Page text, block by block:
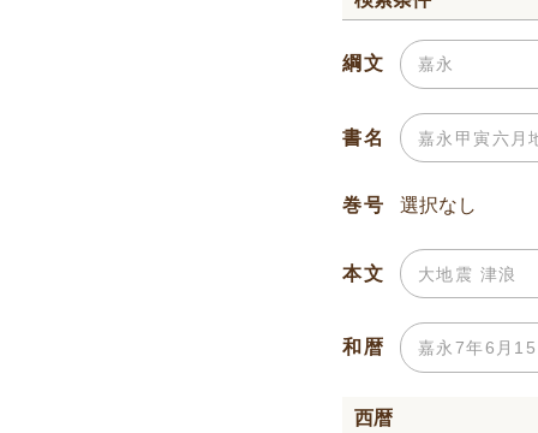
綱文
書名
巻号
本文
和暦
西暦